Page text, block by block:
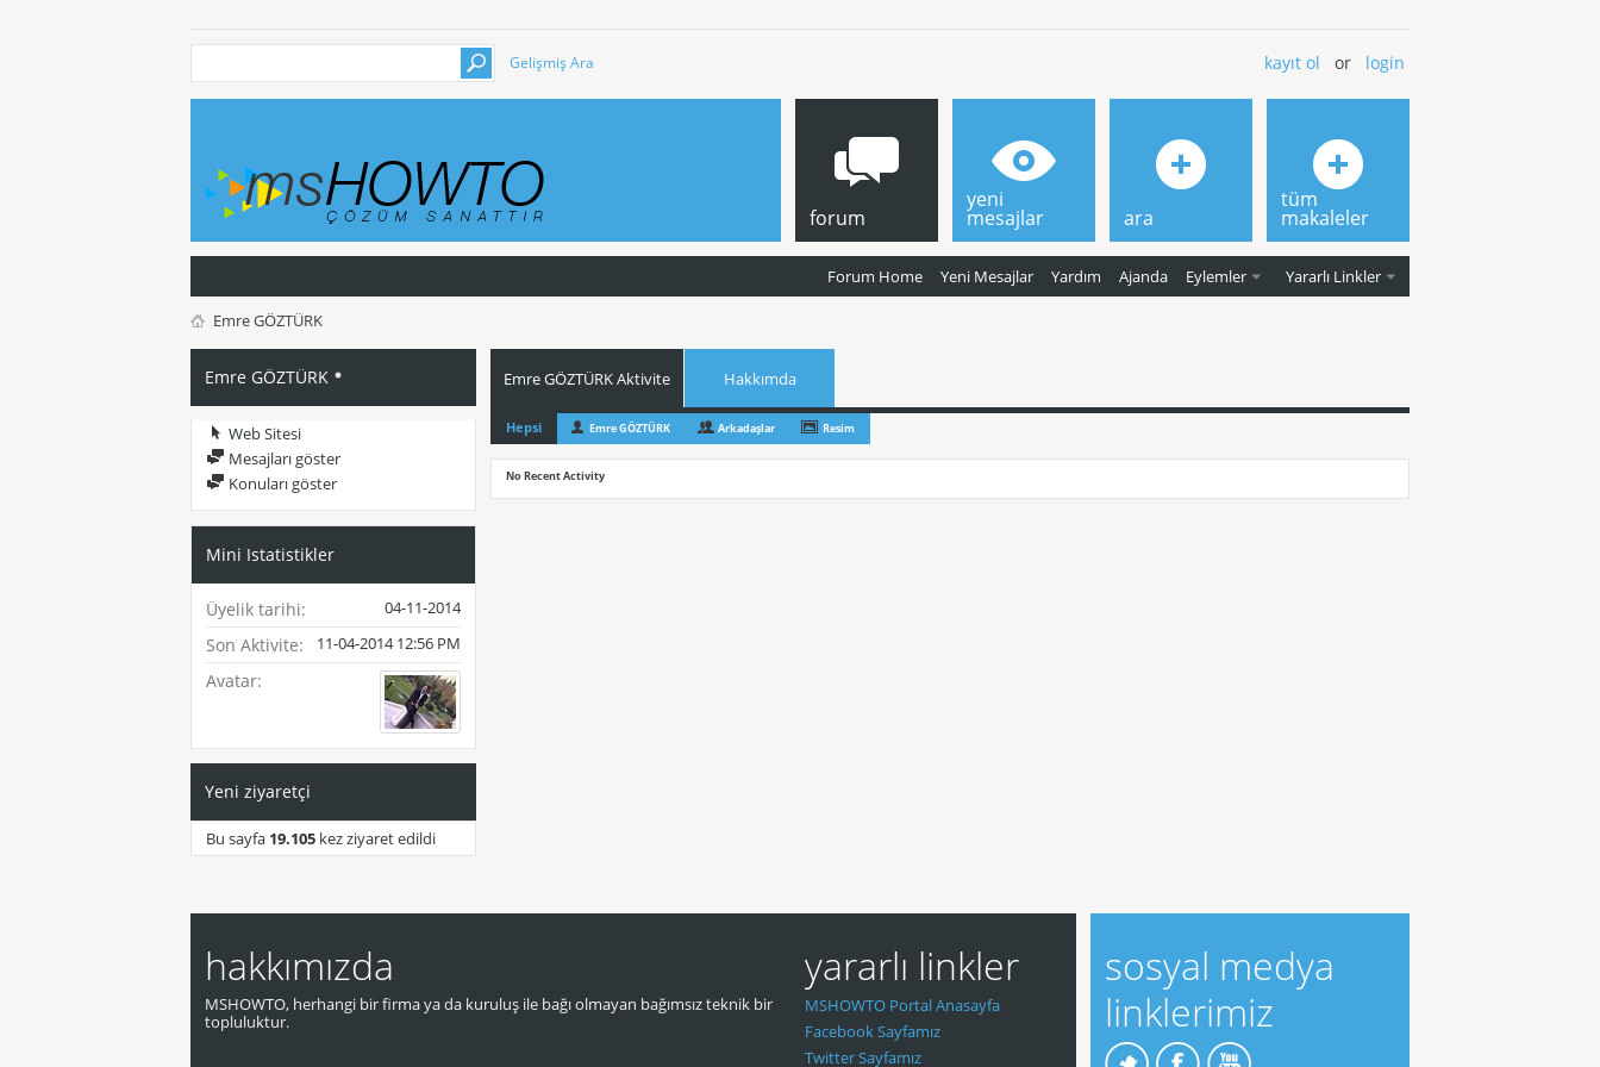
Gelişmiş Ara kayıt ol or login
forum
Forum Home Yeni Mesajlar Yardım Ajanda Eylemler Yararlı Linkler
yeni
mesajlar ara
tüm
makaleler
Emre GÖZTÜRK
Emre GÖZTÜRK
Web Sitesi
Mesajları göster
Konuları göster
Mini Istatistikler
Üyelik tarihi 04-11-2014
Son Aktivite 11-04-201412:56 PM
Avatar
Yeni ziyaretçi
Bu sayfa 19.105 kez ziyaret edildi
Emre GÖZTÜRK Aktivite Hakkımda
Hepsi Emre GÖZTÜRK Arkadaşlar Resim
No Recent Activity
hakkımızda
MSHOWTO, herhangi bir firma ya da kuruluş ile bağı olmayan bağımsız teknik bir
topluluktur.
yararlı linkler
MSHOWTO Portal Anasayfa
Facebook Sayfamız
Twitter Sayfamız
sosyal medya
linklerimiz